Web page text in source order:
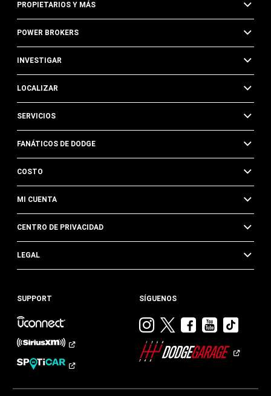
PROPIETARIOS Y MÁS
POWER BROKERS
INVESTIGAR
LOCALIZAR
SERVICIOS
FANÁTICOS DE DODGE
COSTO
MI CUENTA
CENTRO DE PRIVACIDAD
LEGAL
SUPPORT SÍGUENOS
Visitar
Dodge
en
Visitar
en
Visitar
en
Visitar
en en